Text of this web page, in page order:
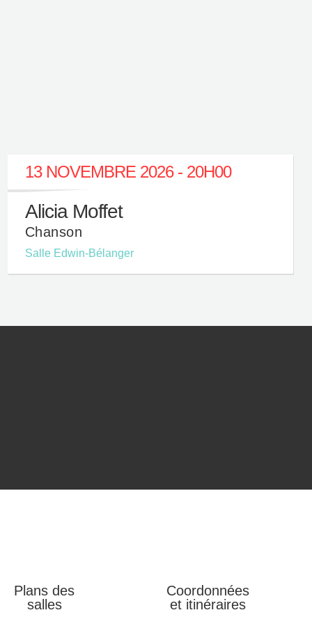
13 NOVEMBRE 2026 - 20H00
Alicia Moffet
Chanson
Salle Edwin-Bélanger
Plans des
salles
Coordonnées
et itinéraires